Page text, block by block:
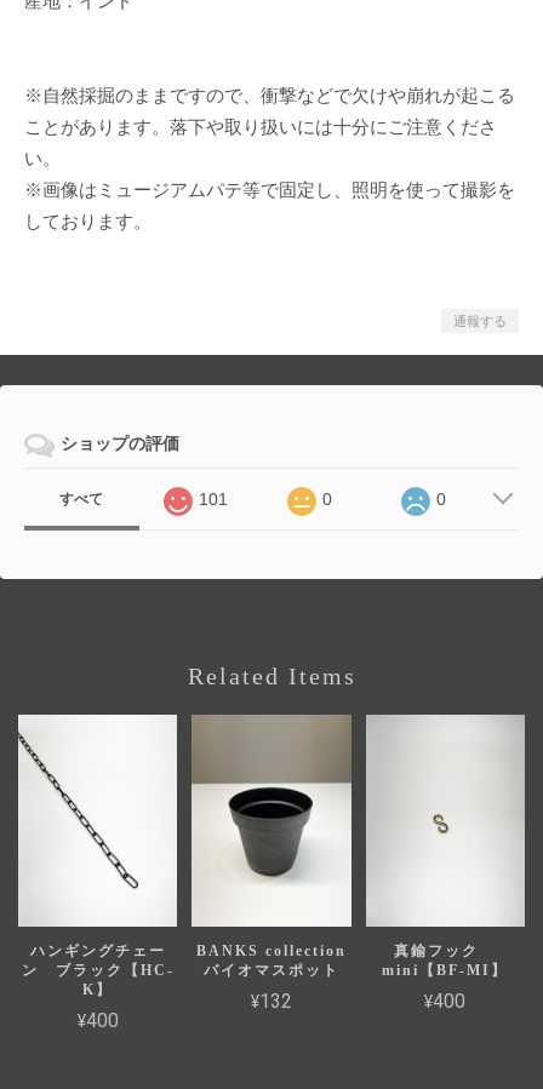
※自然採掘のままですので、衝撃などで欠けや崩れが起こる
ことがあります。落下や取り扱いには十分にご注意くださ
い。
※画像はミュージアムパテ等で固定し、照明を使って撮影を
しております。
通報する
ショップの評価
すべて 101 0 0
Related Items
ハンギングチェー
ン ブラック【HC-
K】
¥400
BANKS collection
バイオマスポット
¥132
真鍮フック
mini【BF-MI】
¥400